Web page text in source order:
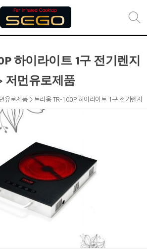
하이라이트 1구 전기렌지
저먼유로제품
유로제품 > 트라움 TR-100P 하이라이트 1구 전기렌지